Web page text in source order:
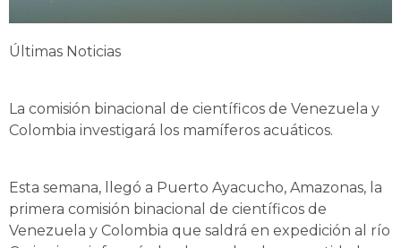
Últimas Noticias
La comisión binacional de científicos de Venezuela y
Colombia investigará los mamíferos acuáticos.
Esta semana, llegó a Puerto Ayacucho, Amazonas, la
primera comisión binacional de científicos de
Venezuela y Colombia que saldrá en expedición al río